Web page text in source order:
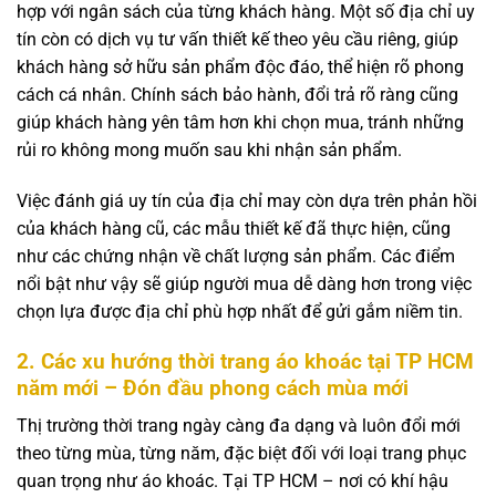
hợp với ngân sách của từng khách hàng. Một số địa chỉ uy
tín còn có dịch vụ tư vấn thiết kế theo yêu cầu riêng, giúp
khách hàng sở hữu sản phẩm độc đáo, thể hiện rõ phong
cách cá nhân. Chính sách bảo hành, đổi trả rõ ràng cũng
giúp khách hàng yên tâm hơn khi chọn mua, tránh những
rủi ro không mong muốn sau khi nhận sản phẩm.
Việc đánh giá uy tín của địa chỉ may còn dựa trên phản hồi
của khách hàng cũ, các mẫu thiết kế đã thực hiện, cũng
như các chứng nhận về chất lượng sản phẩm. Các điểm
nổi bật như vậy sẽ giúp người mua dễ dàng hơn trong việc
chọn lựa được địa chỉ phù hợp nhất để gửi gắm niềm tin.
2. Các xu hướng thời trang áo khoác tại TP HCM
năm mới – Đón đầu phong cách mùa mới
Thị trường thời trang ngày càng đa dạng và luôn đổi mới
theo từng mùa, từng năm, đặc biệt đối với loại trang phục
quan trọng như áo khoác. Tại TP HCM – nơi có khí hậu